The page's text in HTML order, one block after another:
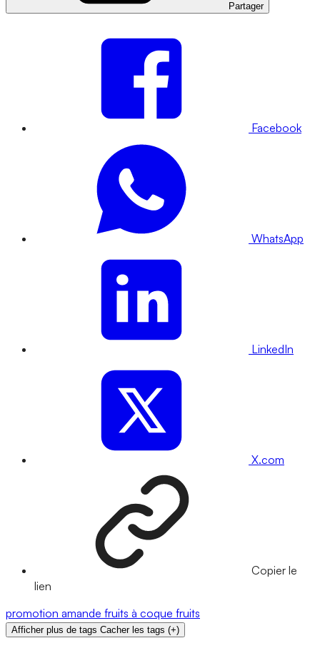
Partager
Facebook
WhatsApp
LinkedIn
X.com
Copier le
lien
promotion amande fruits à coque fruits
Afficher plus de tags Cacher les tags (+)